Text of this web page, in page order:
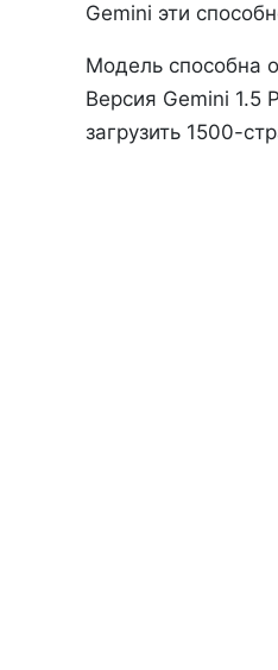
Gemini эти
Модель способна
Версия Gemini 1.5
загрузить 1500-